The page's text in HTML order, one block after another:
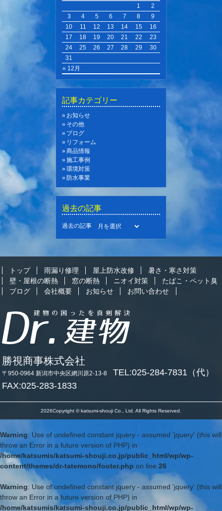
« 12月
1
2
3
4 5 6 7 8
9
10
11 12 13 14 15
16
17
18 19 20 21 22
23
24
25 26 27 28 29
30
31
記事カテゴリー
お知らせ
その他
ブログ
リフォーム
商品情報
施工事例
環境対策
防水事業
過去の記事
過去の記事
トップ 雨漏り修理 屋上防水改修
暑さ・寒さ対策
壁・屋根の断熱
窓の断熱 ニオイ対策
たばこ・ペット臭
ブログ
会社概要 お知らせ お問い合わせ
勝視商事株式会社
〒950-0964 新潟市中央区網川原2-13-8 TEL:025-284-7831（代）
FAX:025-283-1833
2026Copyright © katsumi-shouji Co., Ltd. All Rights Reserved.
Warning: Use of undefined constant jquery - assumed 'jquery' (this will
throw an Error in a future version of PHP) in
/home/katsumis/katsumi-shouji.co.jp/public_html/wp/wp-
content/themes/dr-tatemono/footer.php on line 26
Warning: Use of undefined constant jquery - assumed 'jquery' (this will
throw an Error in a future version of PHP) in
/home/katsumis/katsumi-shouji.co.jp/public_html/wp/wp-